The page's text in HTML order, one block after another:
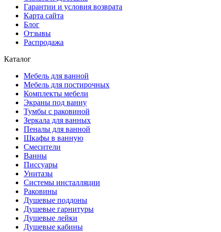
Гарантии и условия возврата
Карта сайта
Блог
Отзывы
Распродажа
Каталог
Мебель для ванной
Мебель для постирочных
Комплекты мебели
Экраны под ванну
Тумбы с раковиной
Зеркала для ванных
Пеналы для ванной
Шкафы в ванную
Смесители
Ванны
Писсуары
Унитазы
Системы инсталляции
Раковины
Душевые поддоны
Душевые гарнитуры
Душевые лейки
Душевые кабины